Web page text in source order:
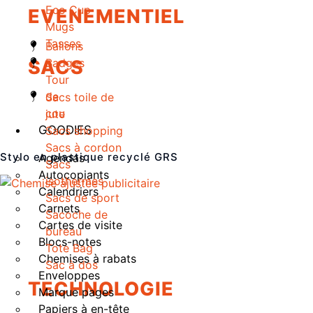
Eco Cup
Mugs
Tasses
SACS
Sacs toile de
jute
Sacs shopping
Sacs à cordon
Sacs
isothermes
Sacs de sport
Sacoche de
bureau
Tote Bag
Sac à dos
TECHNOLOGIE
EVENEMENTIEL
Ballons
Badges
Tour
de
cou
GOODIES
Agendas
Autocopiants
Calendriers
Carnets
Cartes de visite
Blocs-notes
Chemises à rabats
Enveloppes
Marque pages
Papiers à en-tête
Stylo en plastique recyclé GRS